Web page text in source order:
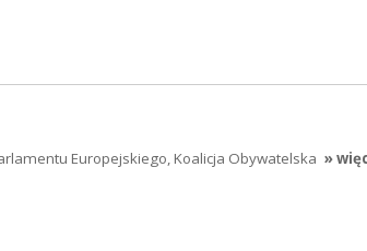
Europejskiego, Koalicja Obywatelska »